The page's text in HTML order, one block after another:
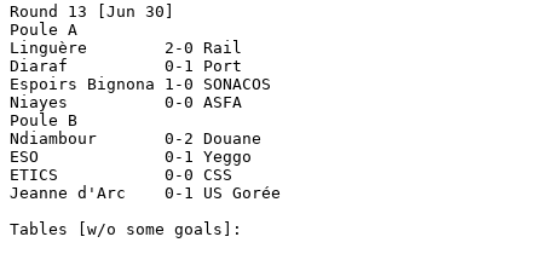
Round 13 [Jun 30]
Poule A
Linguère	2-0 Rail
Diaraf		0-1 Port
Espoirs Bignona	1-0 SONACOS
Niayes		0-0 ASFA
Poule B
Ndiambour	0-2 Douane
ESO		0-1 Yeggo
ETICS		0-0 CSS
Jeanne d'Arc	0-1 US Gorée
Tables [w/o some goals]: